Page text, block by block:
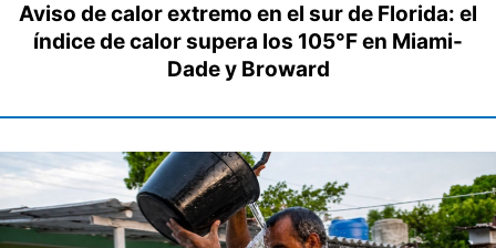
Aviso de calor extremo en el sur de Florida: el
índice de calor supera los 105°F en Miami-
Dade y Broward